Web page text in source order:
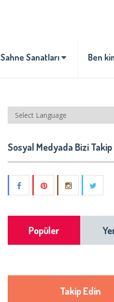
Sahne Sanatları Ben
Sosyal Medyada Bizi
Popüler
Takip Edin